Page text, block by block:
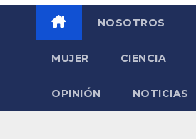
NOSOTROS
MUJER CIENCIA
OPINIÓN NOTICIAS